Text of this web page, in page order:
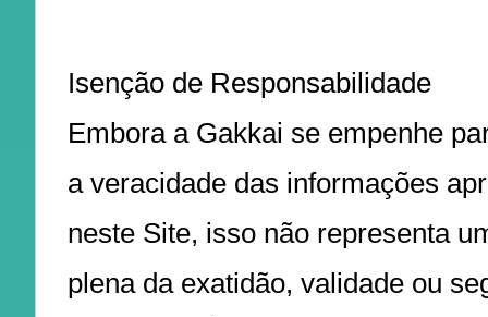
Isenção de Responsabilidade
Embora a Gakkai se empenhe
a veracidade das informações
neste Site, isso não representa
plena da exatidão, validade ou